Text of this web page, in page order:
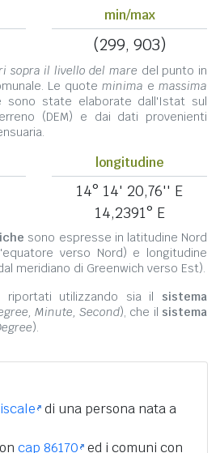
min/max
(299, 903)
sopra il livello del mare del punto in
Le quote minima e massima
sono state elaborate dall'Istat sul
(DEM) e dai dati provenienti
longitudine
14° 14' 20,76'' E
14,2391° E
sono espresse in latitudine Nord
verso Nord) e longitudine
meridiano di Greenwich verso Est).
riportati utilizzando sia il sistema
Minute, Second), che il sistema
).
di una persona nata a
cap 86170 ed i comuni con